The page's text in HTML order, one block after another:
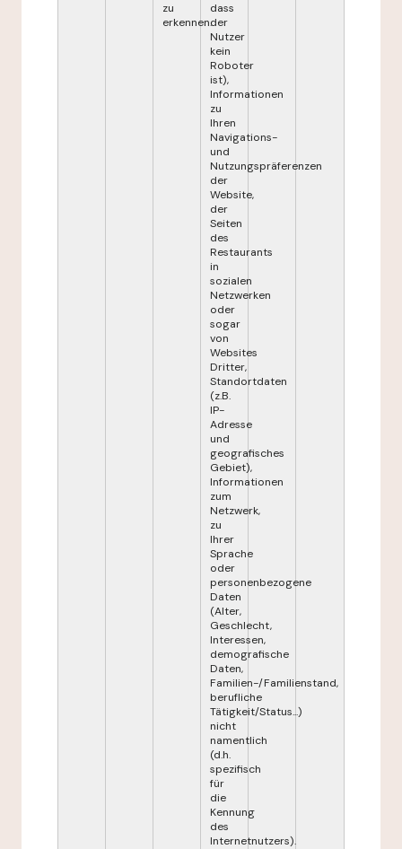
zu
erkennen.
dass
der
Nutzer
kein
Roboter
ist),
Informationen
zu
Ihren
Navigations-
und
Nutzungspräferenzen
der
Website,
der
Seiten
des
Restaurants
in
sozialen
Netzwerken
oder
sogar
von
Websites
Dritter,
Standortdaten
(z.B.
IP-
Adresse
und
geografisches
Gebiet),
Informationen
zum
Netzwerk,
zu
Ihrer
Sprache
oder
personenbezogene
Daten
(Alter,
Geschlecht,
Interessen,
demografische
Daten,
Familien-/Familienstand,
berufliche
Tätigkeit/Status...)
nicht
namentlich
(d.h.
spezifisch
für
die
Kennung
des
Internetnutzers).